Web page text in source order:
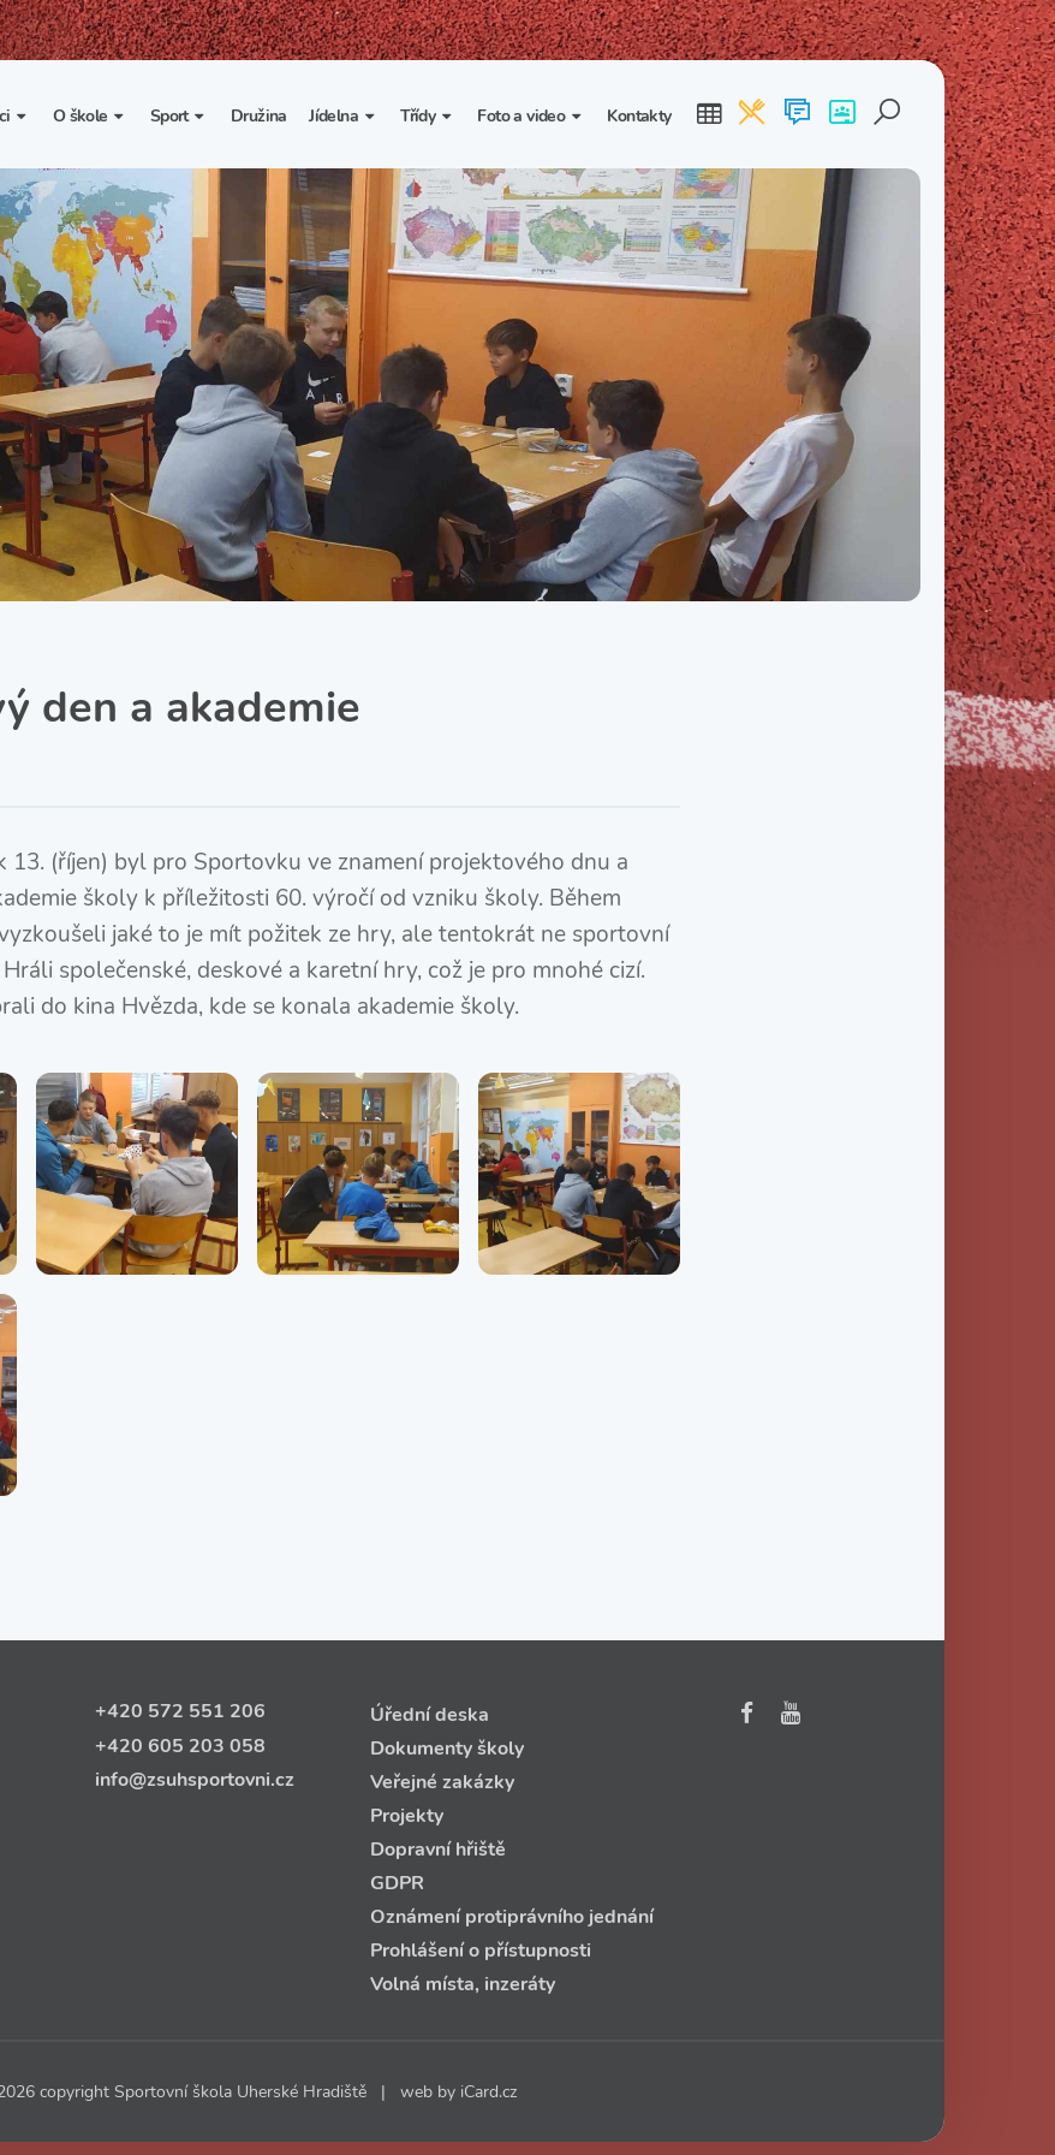
třídy
třídy
O škole
Základní informace
Organizace školního roku
Výuka a učební plán
Zájmové kroužky
Školní poradenské
pracoviště
Školní psycholožka
Školská rada
SRPŠ – Spolek rodičů a
přátel školy
Sport
Lyžařské kurzy
Rekordy školy v tělesné
Spolupráce se sportovními
kluby
Školní sportovní klub
Tělesná výchova a sport
Družina Jídelna
Základní informace
Vnitřní řád školní jídelny
Třídy
Třída I. A Třída I. B Třída I. C
Třída II. A Třída II. B Třída II. C
Třída III. A Třída III. B Třída III. C
Třída IV. A
Třída V. A Třída V. B
Třída VI. A Třída VI. B Třída VI. C
Třída VII. A Třída VII. B Třída VII. C
Třída VIII. A Třída VIII. B Třída VIII. C
Třída IX. A Třída IX. B Třída IX. C
Foto a video
Fotogalerie
Videa
Kontakty
den a akademie
13. (říjen) byl pro Sportovku ve znamení projektového dnu a
školy k příležitosti 60. výročí od vzniku školy. Během
jaké to je mít požitek ze hry, ale tentokrát ne sportovní
společenské, deskové a karetní hry, což je pro mnohé cizí.
do kina Hvězda, kde se konala akademie školy.
+420 572 551 206
+420 605 203 058
info@zsuhsportovni.cz
Úřední deska
Dokumenty školy
Veřejné zakázky
Projekty
Dopravní hřiště
GDPR
Oznámení protiprávního jednání
Prohlášení o přístupnosti
Volná místa, inzeráty
copyright Sportovní škola Uherské Hradiště | web by iCard.cz